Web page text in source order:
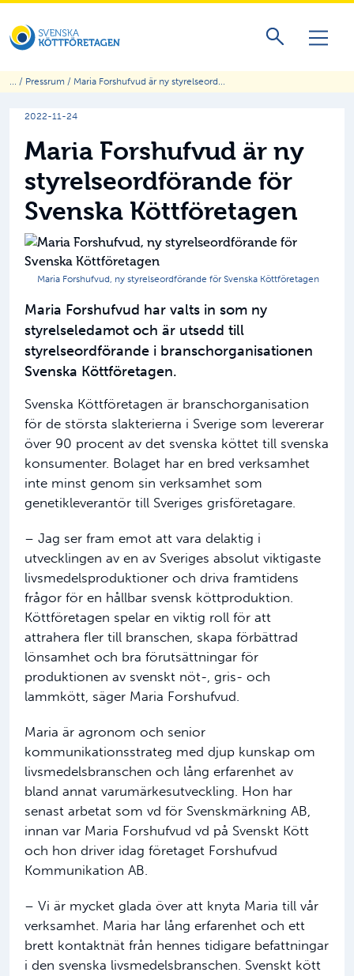
... / Pressrum / Maria Forshufvud är ny styrelseord...
2022-11-24
Maria Forshufvud är ny
styrelseordförande för
Svenska Köttföretagen
Maria Forshufvud, ny styrelseordförande för Svenska Köttföretagen
Maria Forshufvud har valts in som ny
styrelseledamot och är utsedd till
styrelseordförande i branschorganisationen
Svenska Köttföretagen.
Svenska Köttföretagen är branschorganisation
för de största slakterierna i Sverige som levererar
över 90 procent av det svenska köttet till svenska
konsumenter. Bolaget har en bred verksamhet
inte minst genom sin verksamhet som
genetikleverantör till Sveriges grisföretagare.
– Jag ser fram emot att vara delaktig i
utvecklingen av en av Sveriges absolut viktigaste
livsmedelsproduktioner och driva framtidens
frågor för en hållbar svensk köttproduktion.
Köttföretagen spelar en viktig roll för att
attrahera fler till branschen, skapa förbättrad
lönsamhet och bra förutsättningar för
produktionen av svenskt nöt-, gris- och
lammkött, säger Maria Forshufvud.
Maria är agronom och senior
kommunikationsstrateg med djup kunskap om
livsmedelsbranschen och lång erfarenhet av
bland annat varumärkesutveckling. Hon har
senast arbetat som vd för Svenskmärkning AB,
innan var Maria Forshufvud vd på Svenskt Kött
och hon driver idag företaget Forshufvud
Kommunikation AB.
– Vi är mycket glada över att knyta Maria till vår
verksamhet. Maria har lång erfarenhet och ett
brett kontaktnät från hennes tidigare befattningar
i den svenska livsmedelsbranschen. Svenskt kött